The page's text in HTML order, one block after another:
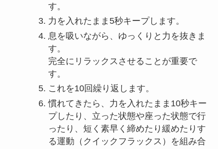
す。
力を入れたまま5秒キープします。
息を吸いながら、ゆっくりと力を抜きま
す。
完全にリラックスさせることが重要で
す。
これを10回繰り返します。
慣れてきたら、力を入れたまま10秒キー
プしたり、立った状態や座った状態で行
ったり、短く素早く締めたり緩めたりす
る運動（クイックフラックス）を組み合